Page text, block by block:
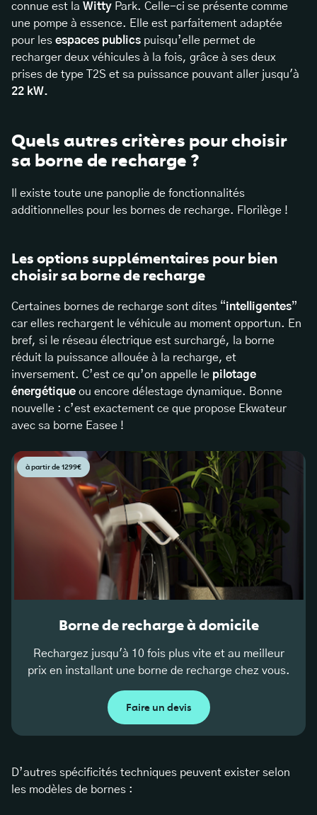
connue est la Witty Park. Celle-ci se présente comme
une pompe à essence. Elle est parfaitement adaptée
pour les espaces publics puisqu’elle permet de
recharger deux véhicules à la fois, grâce à ses deux
prises de type T2S et sa puissance pouvant aller jusqu'à
22 kW.
Quels autres critères pour choisir
sa borne de recharge ?
Il existe toute une panoplie de fonctionnalités
additionnelles pour les bornes de recharge. Florilège !
Les options supplémentaires pour bien
choisir sa borne de recharge
Certaines bornes de recharge sont dites “intelligentes”
car elles rechargent le véhicule au moment opportun. En
bref, si le réseau électrique est surchargé, la borne
réduit la puissance allouée à la recharge, et
inversement. C’est ce qu’on appelle le pilotage
énergétique ou encore délestage dynamique. Bonne
nouvelle : c’est exactement ce que propose Ekwateur
avec sa borne Easee !
Borne de recharge à domicile
Rechargez jusqu'à 10 fois plus vite et au meilleur
prix en installant une borne de recharge chez vous.
Faire un devis
à partir de 1299€
D’autres spécificités techniques peuvent exister selon
les modèles de bornes :